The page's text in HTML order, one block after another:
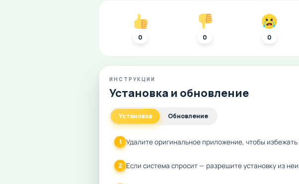
0 0 0
ИНСТРУКЦИИ
Установка и обновление
Установка Обновление
1 Удалите оригинальное приложение, чтобы
2 Если система спросит — разрешите установку из